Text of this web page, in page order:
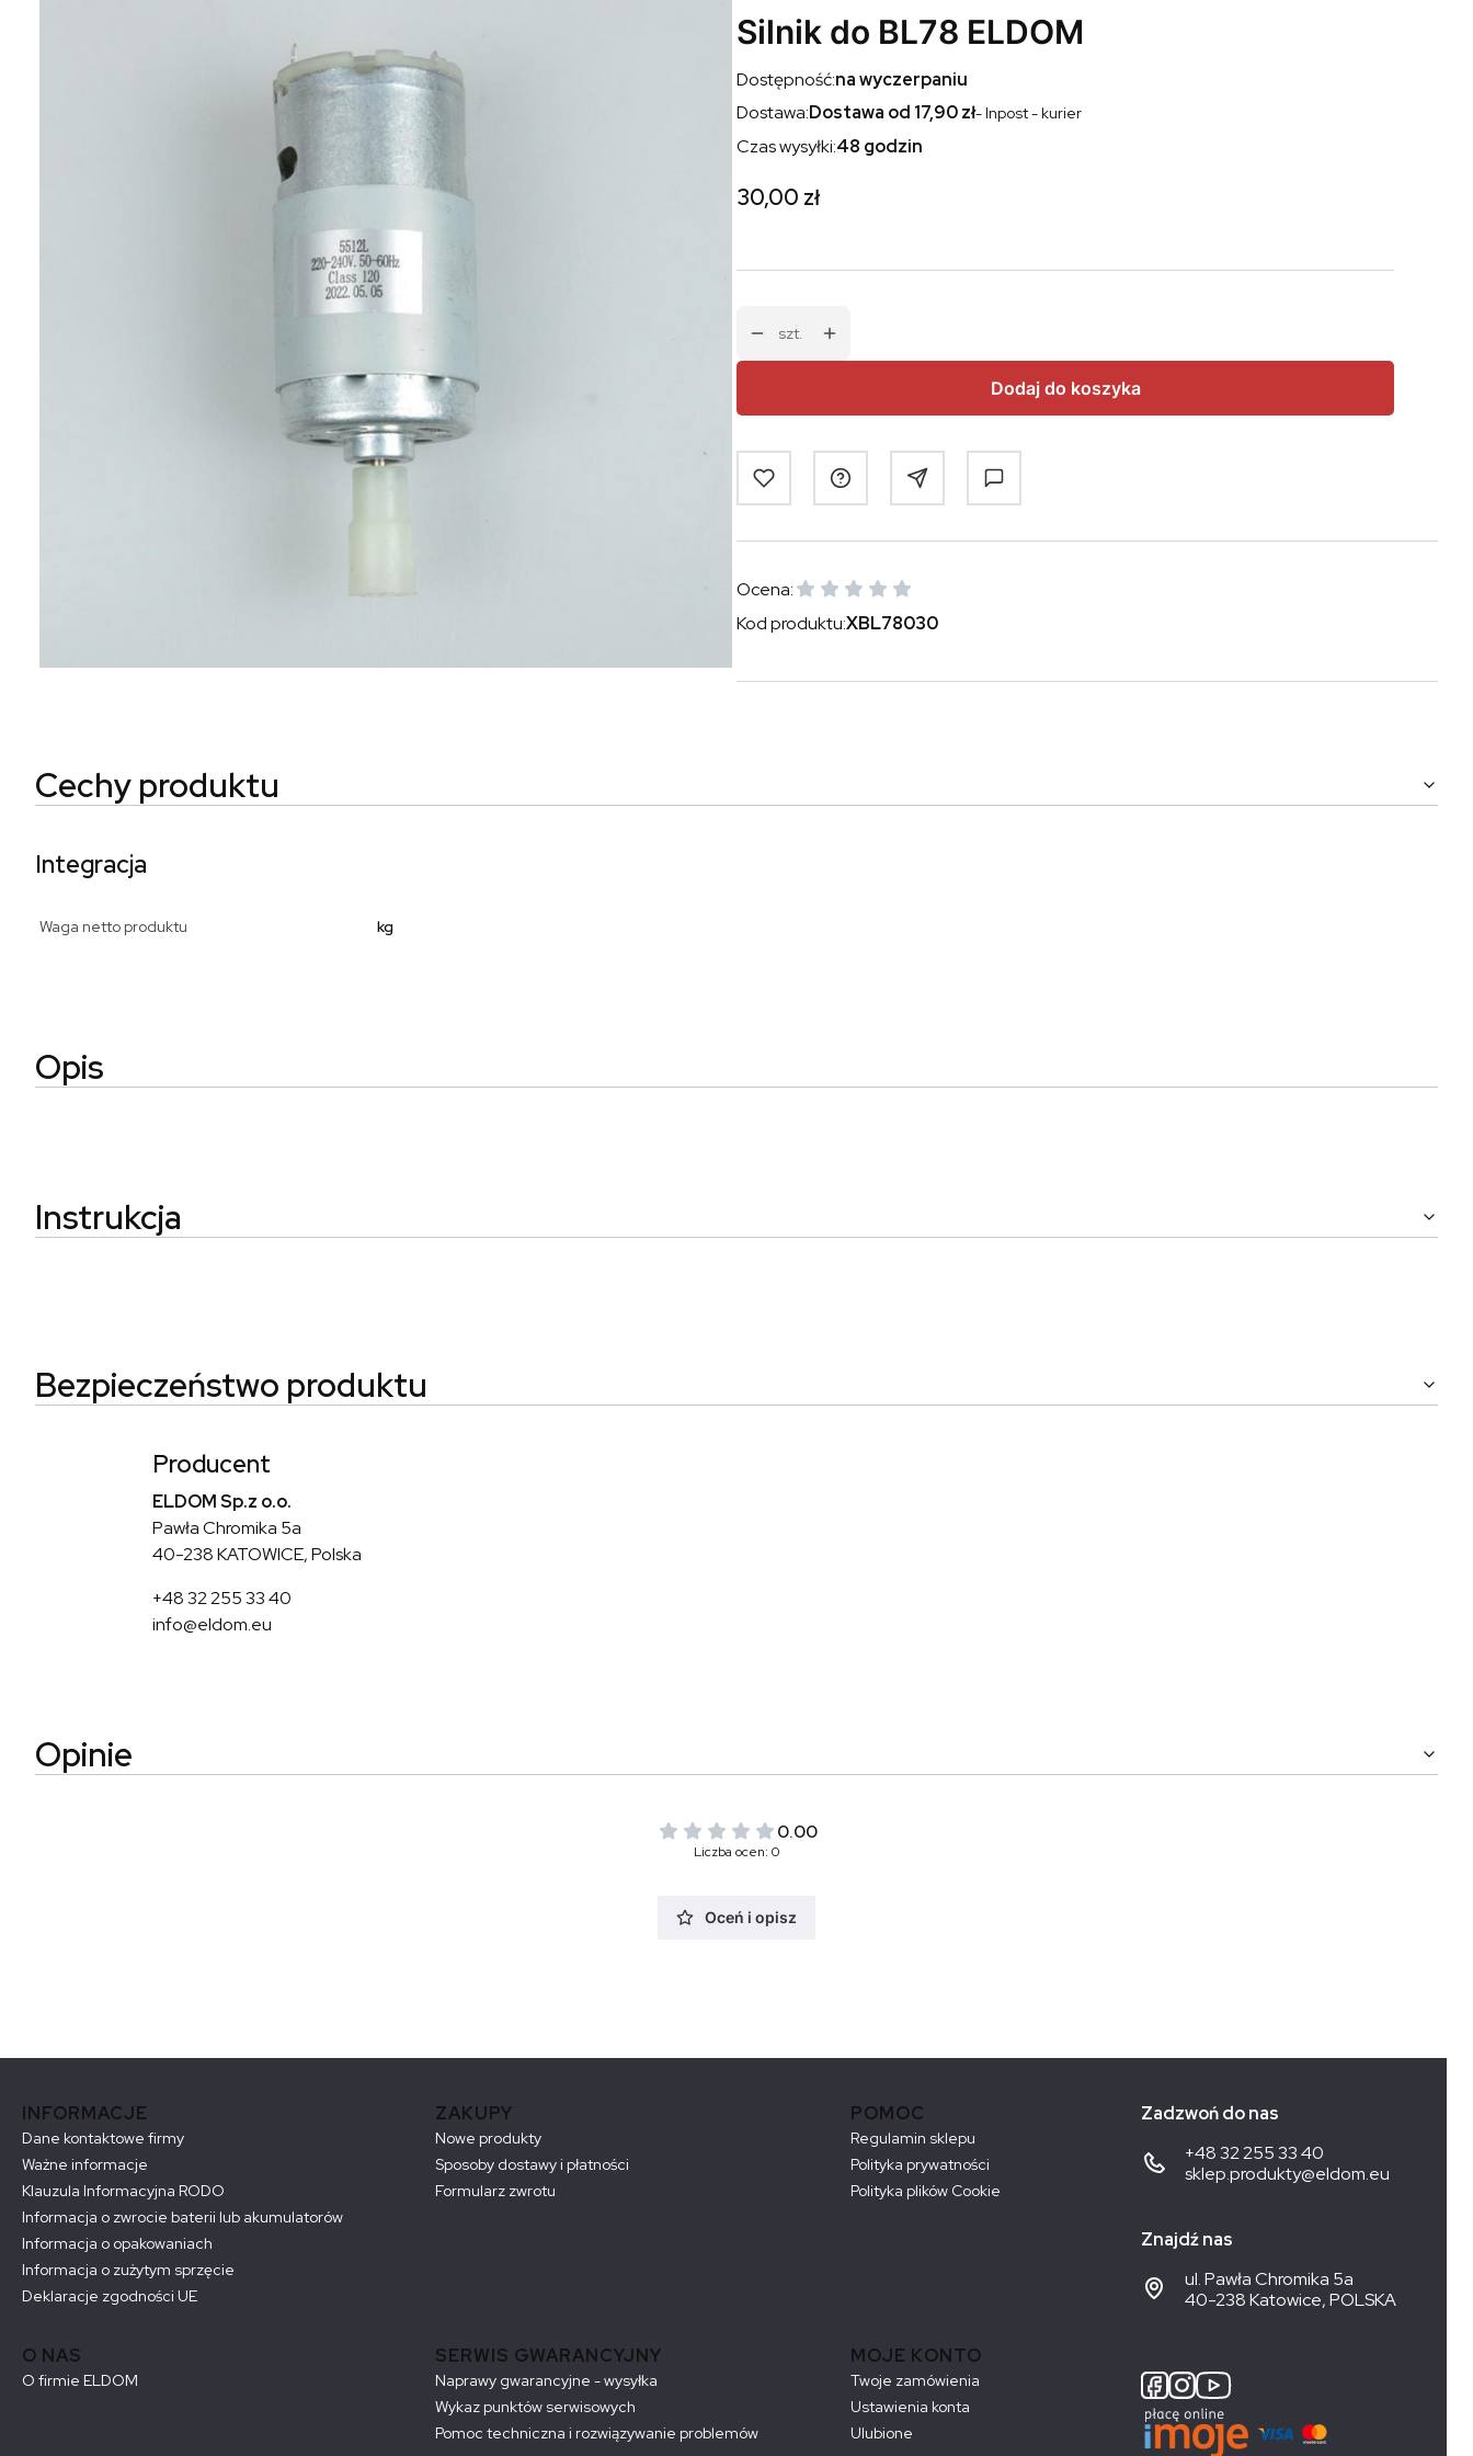
Silnik do BL78 ELDOM
Dostępność:na wyczerpaniu
Dostawa:Dostawa od 17,90 zł- Inpost - kurier
Czas wysyłki:48 godzin
Cena
30,00 zł
szt.
Dodaj do koszyka
Ocena:
Kod produktu:XBL78030
Cechy produktu
Integracja
Waga netto produktu kg
Opis
Instrukcja
Bezpieczeństwo produktu
Producent
ELDOM Sp.z o.o.
Pawła Chromika 5a
40-238 KATOWICE, Polska
+48 32 255 33 40
info@eldom.eu
Opinie
0.00
Liczba ocen: 0
Oceń i opisz
Linki w stopce
INFORMACJE
Dane kontaktowe firmy
Ważne informacje
Klauzula Informacyjna RODO
Informacja o zwrocie baterii lub akumulatorów
Informacja o opakowaniach
Informacja o zużytym sprzęcie
Deklaracje zgodności UE
ZAKUPY
Nowe produkty
Sposoby dostawy i płatności
Formularz zwrotu
POMOC
Regulamin sklepu
Polityka prywatności
Polityka plików Cookie
O NAS
O firmie ELDOM
SERWIS GWARANCYJNY
Naprawy gwarancyjne - wysyłka
Wykaz punktów serwisowych
Pomoc techniczna i rozwiązywanie problemów
MOJE KONTO
Twoje zamówienia
Ustawienia konta
Ulubione
Zadzwoń do nas
+48 32 255 33 40
sklep.produkty@eldom.eu
Znajdź nas
ul. Pawła Chromika 5a
40-238 Katowice, POLSKA